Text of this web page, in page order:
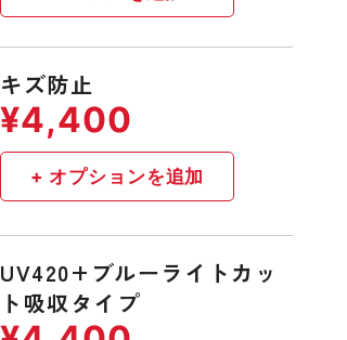
キズ防止
UV420+ブルーライトカッ
ト吸収タイプ